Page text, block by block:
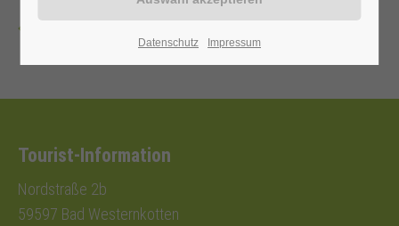
Tourist-Information
Nordstraße 2b
59597 Bad Westernkotten
Datenschutz Impressum